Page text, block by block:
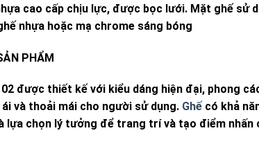
cao cấp chịu lực, được bọc lưới. Mặt ghế sử
nhựa hoặc mạ chrome sáng bóng
PHẨM
02 được thiết kế với kiểu dáng hiện đại, phong
và thoải mái cho người sử dụng. Ghế có khả
lựa chọn lý tưởng để trang trí và tạo điểm nhấn